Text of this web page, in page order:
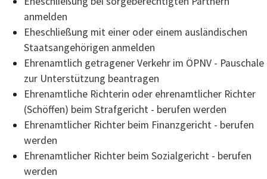
anmelden
Eheschließung mit einer oder einem ausländischen
Staatsangehörigen anmelden
Ehrenamtlich getragener Verkehr im ÖPNV - Pauschale
zur Unterstützung beantragen
Ehrenamtliche Richterin oder ehrenamtlicher Richter
(Schöffen) beim Strafgericht - berufen werden
Ehrenamtlicher Richter beim Finanzgericht - berufen
werden
Ehrenamtlicher Richter beim Sozialgericht - berufen
werden